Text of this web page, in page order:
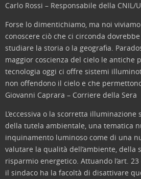
Carlo Rossi – Responsabile della
Forse lo dimentichiamo, ma noi
conoscere ciò che ci circonda
studiare la storia o la geografia.
maggior coscienza del cielo le antiche
tecnologia oggi ci offre sistemi
non offendono il cielo e che
Giovanni Caprara – Corriere della Sera
L’eccessiva o la scorretta
della tutela ambientale, una tematica
inquinamento luminoso come di una
valutare la qualità dell’ambiente, della
risparmio energetico. Attuando l’art.
il sindaco ha la facoltà di disattivare